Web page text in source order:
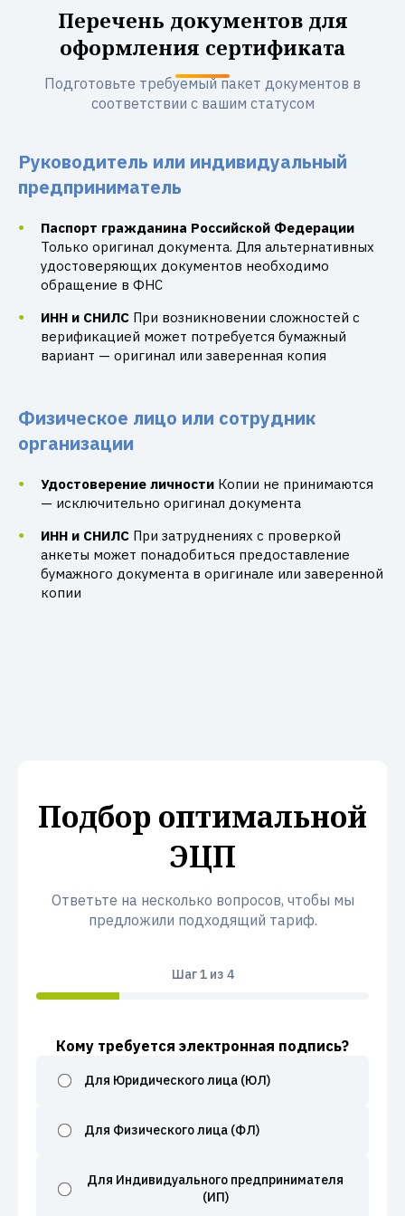
Перечень документов для
оформления сертификата
Подготовьте требуемый пакет документов в
соответствии с вашим статусом
Руководитель или индивидуальный
предприниматель
Паспорт гражданина Российской Федерации
Только оригинал документа. Для альтернативных
удостоверяющих документов необходимо
обращение в ФНС
ИНН и СНИЛС При возникновении сложностей с
верификацией может потребуется бумажный
вариант — оригинал или заверенная копия
Физическое лицо или сотрудник
организации
Удостоверение личности Копии не принимаются
— исключительно оригинал документа
ИНН и СНИЛС При затруднениях с проверкой
анкеты может понадобиться предоставление
бумажного документа в оригинале или заверенной
копии
Подбор оптимальной
ЭЦП
Ответьте на несколько вопросов, чтобы мы
предложили подходящий тариф.
Шаг1из 4
Кому требуется электронная подпись?
Для Юридического лица (ЮЛ)
Для Физического лица (ФЛ)
Для Индивидуального предпринимателя
(ИП)